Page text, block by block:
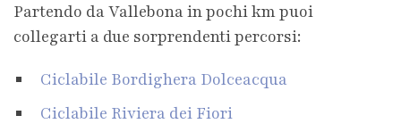
Partendo da Vallebona in pochi km puoi
collegarti a due sorprendenti percorsi:
Ciclabile Bordighera Dolceacqua
Ciclabile Riviera dei Fiori